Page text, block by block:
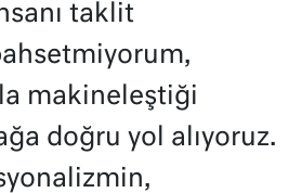
taklit
makineleştiği
doğru yol alıyoruz.